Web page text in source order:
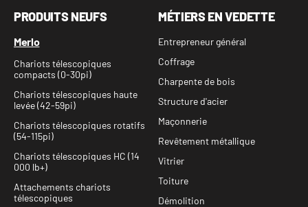
PRODUITS NEUFS
Merlo
Chariots télescopiques
compacts (0-30pi)
Chariots télescopiques haute
levée (42-59pi)
Chariots télescopiques rotatifs
(54-115pi)
Chariots télescopiques HC (14
000 lb+)
Attachements chariots
télescopiques
MÉTIERS EN VEDETTE
Entrepreneur général
Coffrage
Charpente de bois
Structure d'acier
Maçonnerie
Revêtement métallique
Vitrier
Toiture
Démolition